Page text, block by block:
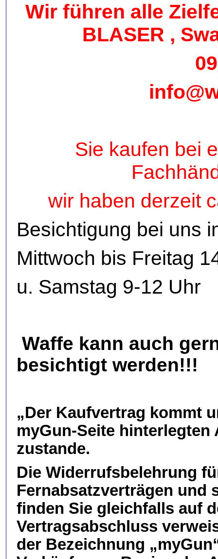
Wir führen alle
BLASER ,
Sie kaufen bei
wir haben derzeit
Besichtigung bei uns
Mittwoch bis Freitag
u. Samstag 9-12 Uhr
Waffe kann auch
besichtigt werden!!!
„Der Kaufvertrag kommt
myGun-Seite
zustande.
Die Widerrufsbelehrung
Fernabsatzverträgen und
finden Sie gleichfalls auf
Vertragsabschluss
der Bezeichnung